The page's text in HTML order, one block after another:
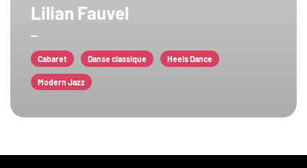
Lilian Fauvel
Cabaret Danse classique Heels Dance
Modern Jazz